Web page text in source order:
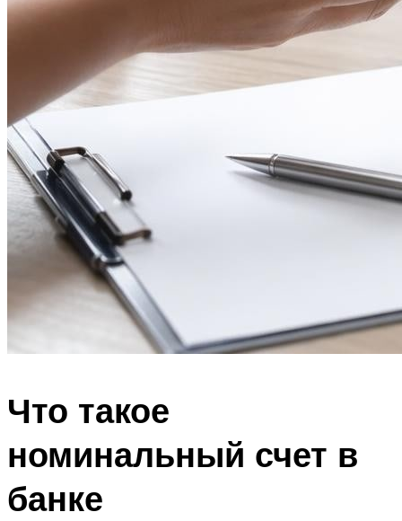
Что такое
номинальный счет в
банке